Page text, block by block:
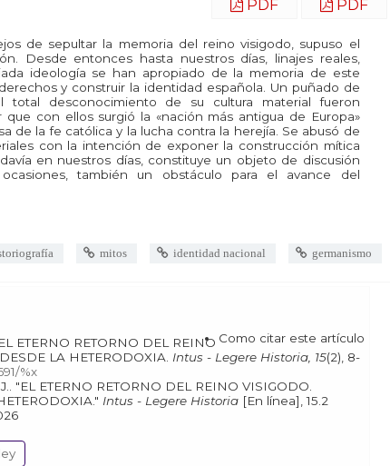
PDF PDF
de sepultar la memoria del reino visigodo, supuso el
Desde entonces hasta nuestros días, linajes reales,
ideología se han apropiado de la memoria de este
y construir la identidad española. Un puñado de
total desconocimiento de su cultura material fueron
que con ellos surgió la «nación más antigua de Europa»
de la fe católica y la lucha contra la herejía. Se abusó de
con la intención de exponer la construcción mítica
en nuestros días, constituye un objeto de discusión
también un obstáculo para el avance del
mitos identidad nacional germanismo
Como citar este artículo
DESDE LA HETERODOXIA. Intus - Legere Historia, 15(2), 8-
%x
Intus - Legere Historia [En línea], 15.2
2026